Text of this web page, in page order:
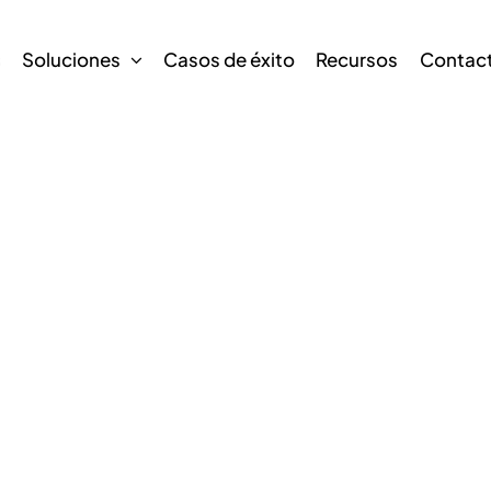
Soluciones Casos de éxito Recursos